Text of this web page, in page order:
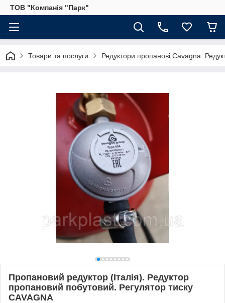
ТОВ "Компанія "Парк"
Товари та послуги Редуктори пропанові Cavagna.
Пропановий редуктор (Італія). Редуктор
пропановий побутовий. Регулятор тиску
CAVAGNA